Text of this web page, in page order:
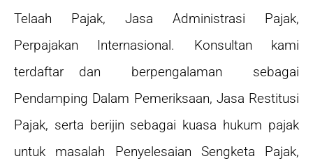
Telaah Pajak, Jasa Administrasi Pajak,
Perpajakan Internasional. Konsultan kami
terdaftar dan berpengalaman sebagai
Pendamping Dalam Pemeriksaan, Jasa Restitusi
Pajak, serta berijin sebagai kuasa hukum pajak
untuk masalah Penyelesaian Sengketa Pajak,